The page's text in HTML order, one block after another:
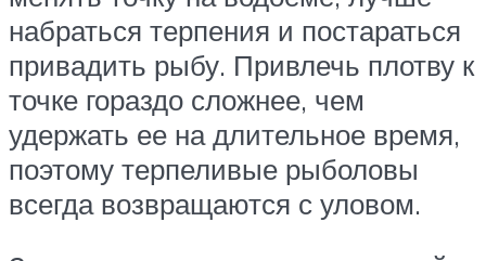
набраться терпения и постараться
привадить рыбу. Привлечь плотву к
точке гораздо сложнее, чем
удержать ее на длительное время,
поэтому терпеливые рыболовы
всегда возвращаются с уловом.